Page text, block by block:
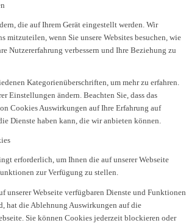
die auf Ihrem Gerät eingestellt werden. Wir
mitzuteilen, wenn Sie unsere Websites besuchen, wie
Nutzererfahrung verbessern und Ihre Beziehung zu
Kategorienüberschriften, um mehr zu erfahren.
Einstellungen ändern. Beachten Sie, dass das
Cookies Auswirkungen auf Ihre Erfahrung auf
Dienste haben kann, die wir anbieten können.
erforderlich, um Ihnen die auf unserer Webseite
zur Verfügung zu stellen.
unserer Webseite verfügbaren Dienste und Funktionen
hat die Ablehnung Auswirkungen auf die
Sie können Cookies jederzeit blockieren oder